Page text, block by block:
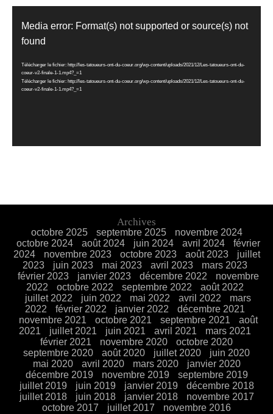
vidéo
Media error: Format(s) not supported or source(s) not
found
Télécharger le fichier: http://les-tatoueurs-ont-du-coeur.org/wp-content/uploads/2021/12/Les-tatoueurs-ont-du-
coeur-v2-finale-1-1.mp4?_=1
Télécharger le fichier: http://les-tatoueurs-ont-du-coeur.org/wp-content/uploads/2021/12/Les-tatoueurs-ont-du-
coeur-v2-finale-1-1.mp4?_=1
Archives
octobre 2025 septembre 2025
novembre 2024
octobre 2024
août 2024 juin 2024 avril 2024
février
2024
novembre 2023 octobre 2023 août 2023
juillet
2023
juin 2023 mai 2023 avril 2023
mars 2023
février 2023
janvier 2023 décembre 2022
novembre
2022
octobre 2022 septembre 2022
août 2022
juillet 2022
juin 2022 mai 2022 avril 2022
mars
2022
février 2022 janvier 2022
décembre 2021
novembre 2021
octobre 2021 septembre 2021
août
2021
juillet 2021 juin 2021 avril 2021
mars 2021
février 2021
novembre 2020
octobre 2020
septembre 2020
août 2020 juillet 2020
juin 2020
mai 2020
avril 2020 mars 2020
janvier 2020
décembre 2019
novembre 2019
septembre 2019
juillet 2019
juin 2019 janvier 2019
décembre 2018
juillet 2018
juin 2018 janvier 2018
novembre 2017
octobre 2017
juillet 2017 novembre 2016